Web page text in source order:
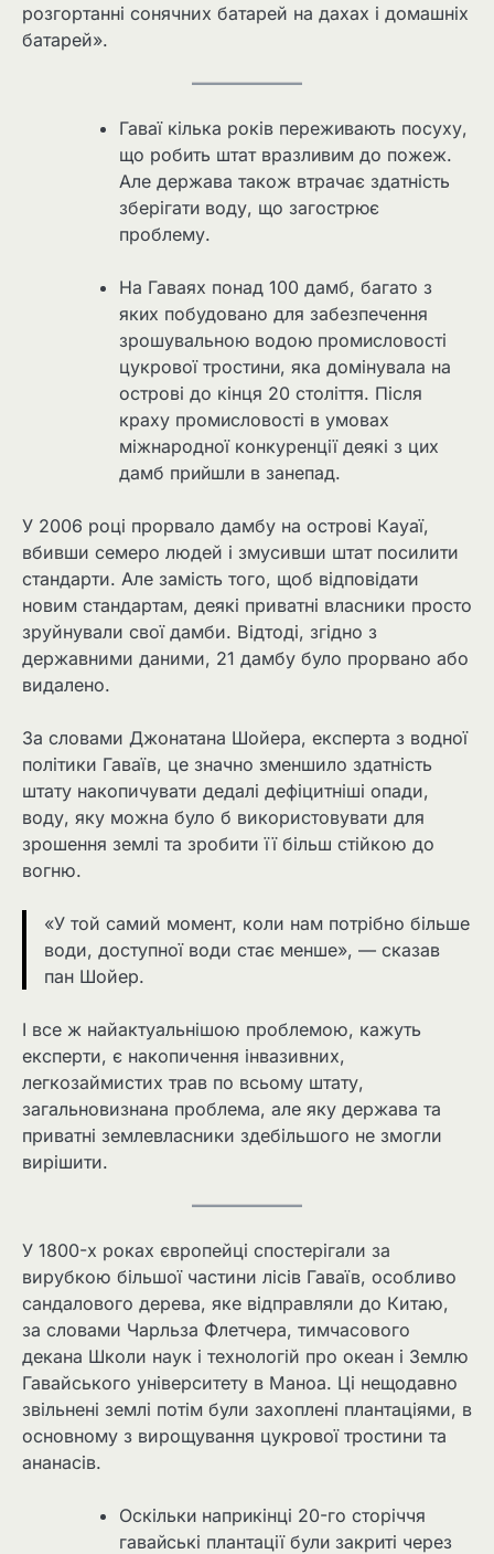
розгортанні сонячних батарей на дахах і домашніх
батарей».
Гаваї кілька років переживають посуху,
що робить штат вразливим до пожеж.
Але держава також втрачає здатність
зберігати воду, що загострює
проблему.
На Гаваях понад 100 дамб, багато з
яких побудовано для забезпечення
зрошувальною водою промисловості
цукрової тростини, яка домінувала на
острові до кінця 20 століття. Після
краху промисловості в умовах
міжнародної конкуренції деякі з цих
дамб прийшли в занепад.
У 2006 році прорвало дамбу на острові Кауаї,
вбивши семеро людей і змусивши штат посилити
стандарти. Але замість того, щоб відповідати
новим стандартам, деякі приватні власники просто
зруйнували свої дамби. Відтоді, згідно з
державними даними, 21 дамбу було прорвано або
видалено.
За словами Джонатана Шойера, експерта з водної
політики Гаваїв, це значно зменшило здатність
штату накопичувати дедалі дефіцитніші опади,
воду, яку можна було б використовувати для
зрошення землі та зробити її більш стійкою до
вогню.
«У той самий момент, коли нам потрібно більше
води, доступної води стає менше», — сказав
пан Шойер.
І все ж найактуальнішою проблемою, кажуть
експерти, є накопичення інвазивних,
легкозаймистих трав по всьому штату,
загальновизнана проблема, але яку держава та
приватні землевласники здебільшого не змогли
вирішити.
У 1800-х роках європейці спостерігали за
вирубкою більшої частини лісів Гаваїв, особливо
сандалового дерева, яке відправляли до Китаю,
за словами Чарльза Флетчера, тимчасового
декана Школи наук і технологій про океан і Землю
Гавайського університету в Маноа. Ці нещодавно
звільнені землі потім були захоплені плантаціями, в
основному з вирощування цукрової тростини та
ананасів.
Оскільки наприкінці 20-го сторіччя
гавайські плантації були закриті через